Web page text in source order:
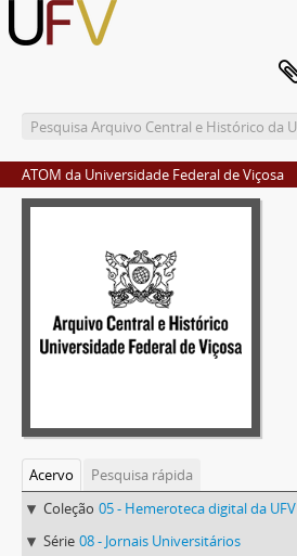
ATOM da Universidade Federal de Viçosa
Acervo
Pesquisa rápida
Coleção 05 - Hemeroteca digital da UFV
Série 08 - Jornais Universitários